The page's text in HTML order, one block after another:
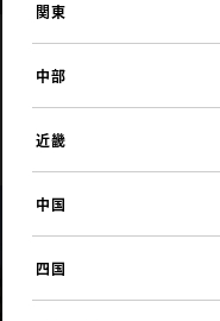
関東
中部
近畿
中国
四国
愛知トヨタ
島田マイカーセ